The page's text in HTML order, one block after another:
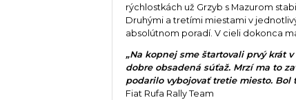
rýchlostkách už Grzyb s Mazurom
Druhými a tretími miestami v
absolútnom poradí. V cieli dokonca
„Na kopnej sme štartovali prvý krát
dobre obsadená súťaž. Mrzí ma to
podarilo vybojovať tretie miesto. Bol
Fiat Rufa Rally Team